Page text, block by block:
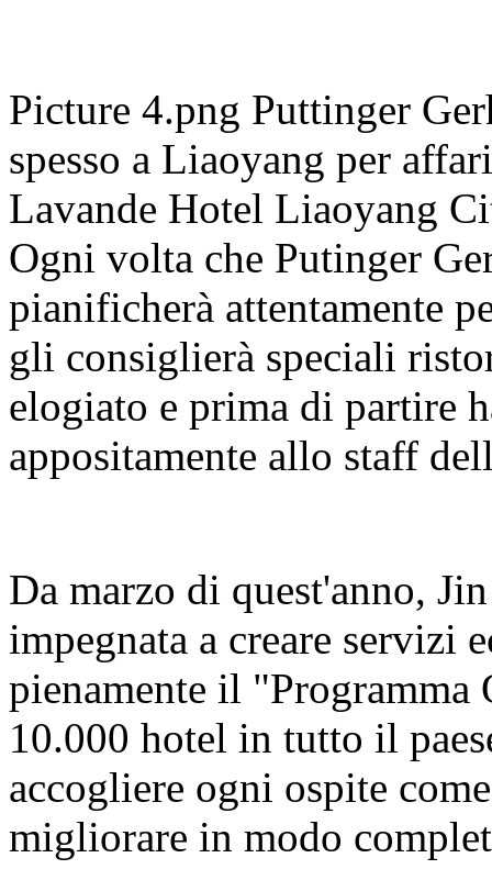
Picture 4.png Puttinger
spesso a Liaoyang per
Lavande Hotel Liaoyang
Ogni volta che Putinger
pianificherà attentamente
gli consiglierà speciali
elogiato e prima di partire
appositamente allo staff
Da marzo di quest'anno,
impegnata a creare servizi
pienamente il
10.000 hotel in tutto il
accogliere ogni ospite
migliorare in modo